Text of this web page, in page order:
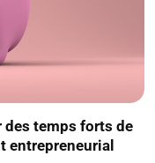
temps forts de
entrepreneurial